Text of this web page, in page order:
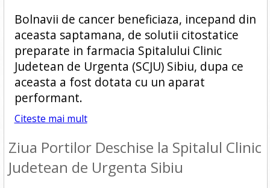
Bolnavii de cancer beneficiaza, incepand din
aceasta saptamana, de solutii citostatice
preparate in farmacia Spitalului Clinic
Judetean de Urgenta (SCJU) Sibiu, dupa ce
aceasta a fost dotata cu un aparat
performant.
Citeste mai mult
Ziua Portilor Deschise la Spitalul Clinic
Judetean de Urgenta Sibiu